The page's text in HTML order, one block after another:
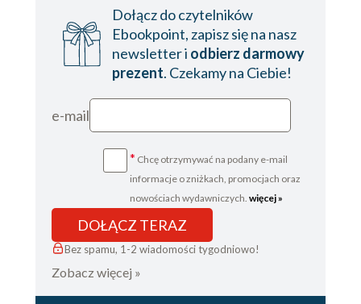
Dołącz do czytelników
Ebookpoint, zapisz się na nasz
newsletter i odbierz darmowy
prezent. Czekamy na Ciebie!
e-mail
* Chcę otrzymywać na podany e-mail
informacje o zniżkach, promocjach oraz
nowościach wydawniczych. więcej »
DOŁĄCZ TERAZ
Bez spamu, 1-2 wiadomości tygodniowo!
Zobacz więcej »